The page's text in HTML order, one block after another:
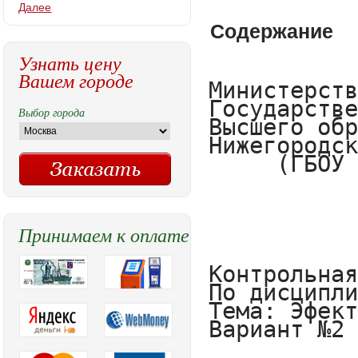
Содержание
Министерство образования Нижегородской области
Государственное бюджетное образовательное учреждение
Высшего образования
Нижегородский государственный инженерно-экономический университет.
     (ГБОУ ВО НГИЭУ)


                   Факультет: Экономический.          
                   Кафедра: « Организация и менеджмент » 

Контрольная работа
По дисциплине: «Менеджмент »
Тема: Эфективность управления  персоналом
Вариант №2
                     






                     
                                                                      Выполнила студентка:                                        
                                                                       Заочной формы обучения.            
                                                                      Группы 14-ЭЗ 3курса
                                                                           Тянигина Наталья Александровна.
                                                                          Проверил  преподаватель:  
                                                                              Игошина Юлия Александровна.
                                                                                                                                                                    

Княгинино
2017г
 
Оглавление
1.Эфективность управления персоналом……………………………………… 3   1.1Эфективность управления персоналом на предприятии……………….…..3
Список используемой литературы………………………………………..




1.Эфективность управления персоналом
1.1. Эфективность управления персоналом на предприятии
     
     Ведущее место в системе управления предприятием занимает управление персоналом и считается главным фактором его экономического успеха. Управление персоналом – это область знаний и практической деятельности, влияющий на коллектив людей, для достижения наилучших результатов при минимальных затратах. 
     Сущность управления персоналом заключается в установлении организационно-экономических, социально-психологических и правовых отношений субъекта и объекта управления. Главное в этих отношениях лежат методы, принципы и формы воздействия на поведение, интересы сотрудников в целях максимального их использования. Успех работы организации в первую очередь зависит от работников, занятых на нем. 
Персонал предприятия это работники, которые на основе трудового договора, контракта или соглашения, участвуют в производстве определенной продукции, работ и услуг, также к ним относятся собственники и совладельцы.
Далее
Узнать цену
Вашем городе
Выбор города
Принимаем к оплате